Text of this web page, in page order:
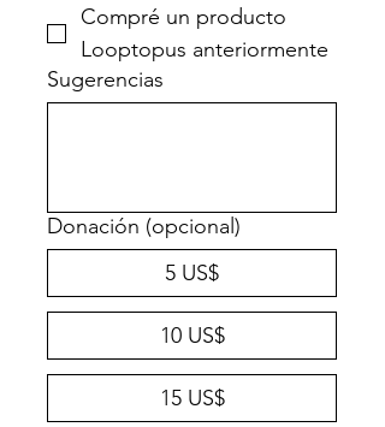
Compré un producto
Looptopus anteriormente
Sugerencias
Donación (opcional)
5 US$
10 US$
15 US$